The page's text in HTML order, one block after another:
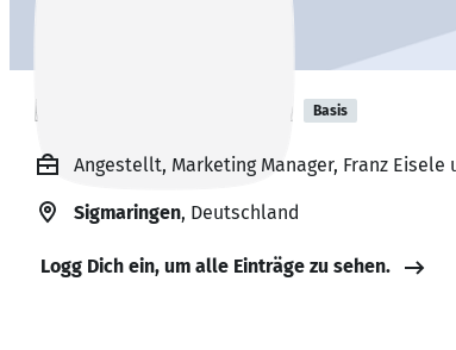
Karin Kaltenbach Basis
Angestellt, Marketing Manager, Franz Eisele
Sigmaringen, Deutschland
Logg Dich ein, um alle Einträge zu sehen.